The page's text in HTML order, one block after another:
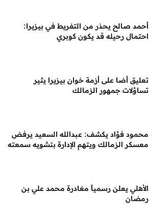
أحمد صالح يحذر من التفريط في بيزيرا:
احتمال رحيله قد يكون كوبري
تعليق أضا على أزمة خوان بيزيرا يثير
تساؤلات جمهور الزمالك
محمود فؤاد يكشف: عبدالله السعيد يرفض
معسكر الزمالك ويتهم الإدارة بتشويه سمعته
الأهلي يعلن رسمياً مغادرة محمد علي بن
رمضان